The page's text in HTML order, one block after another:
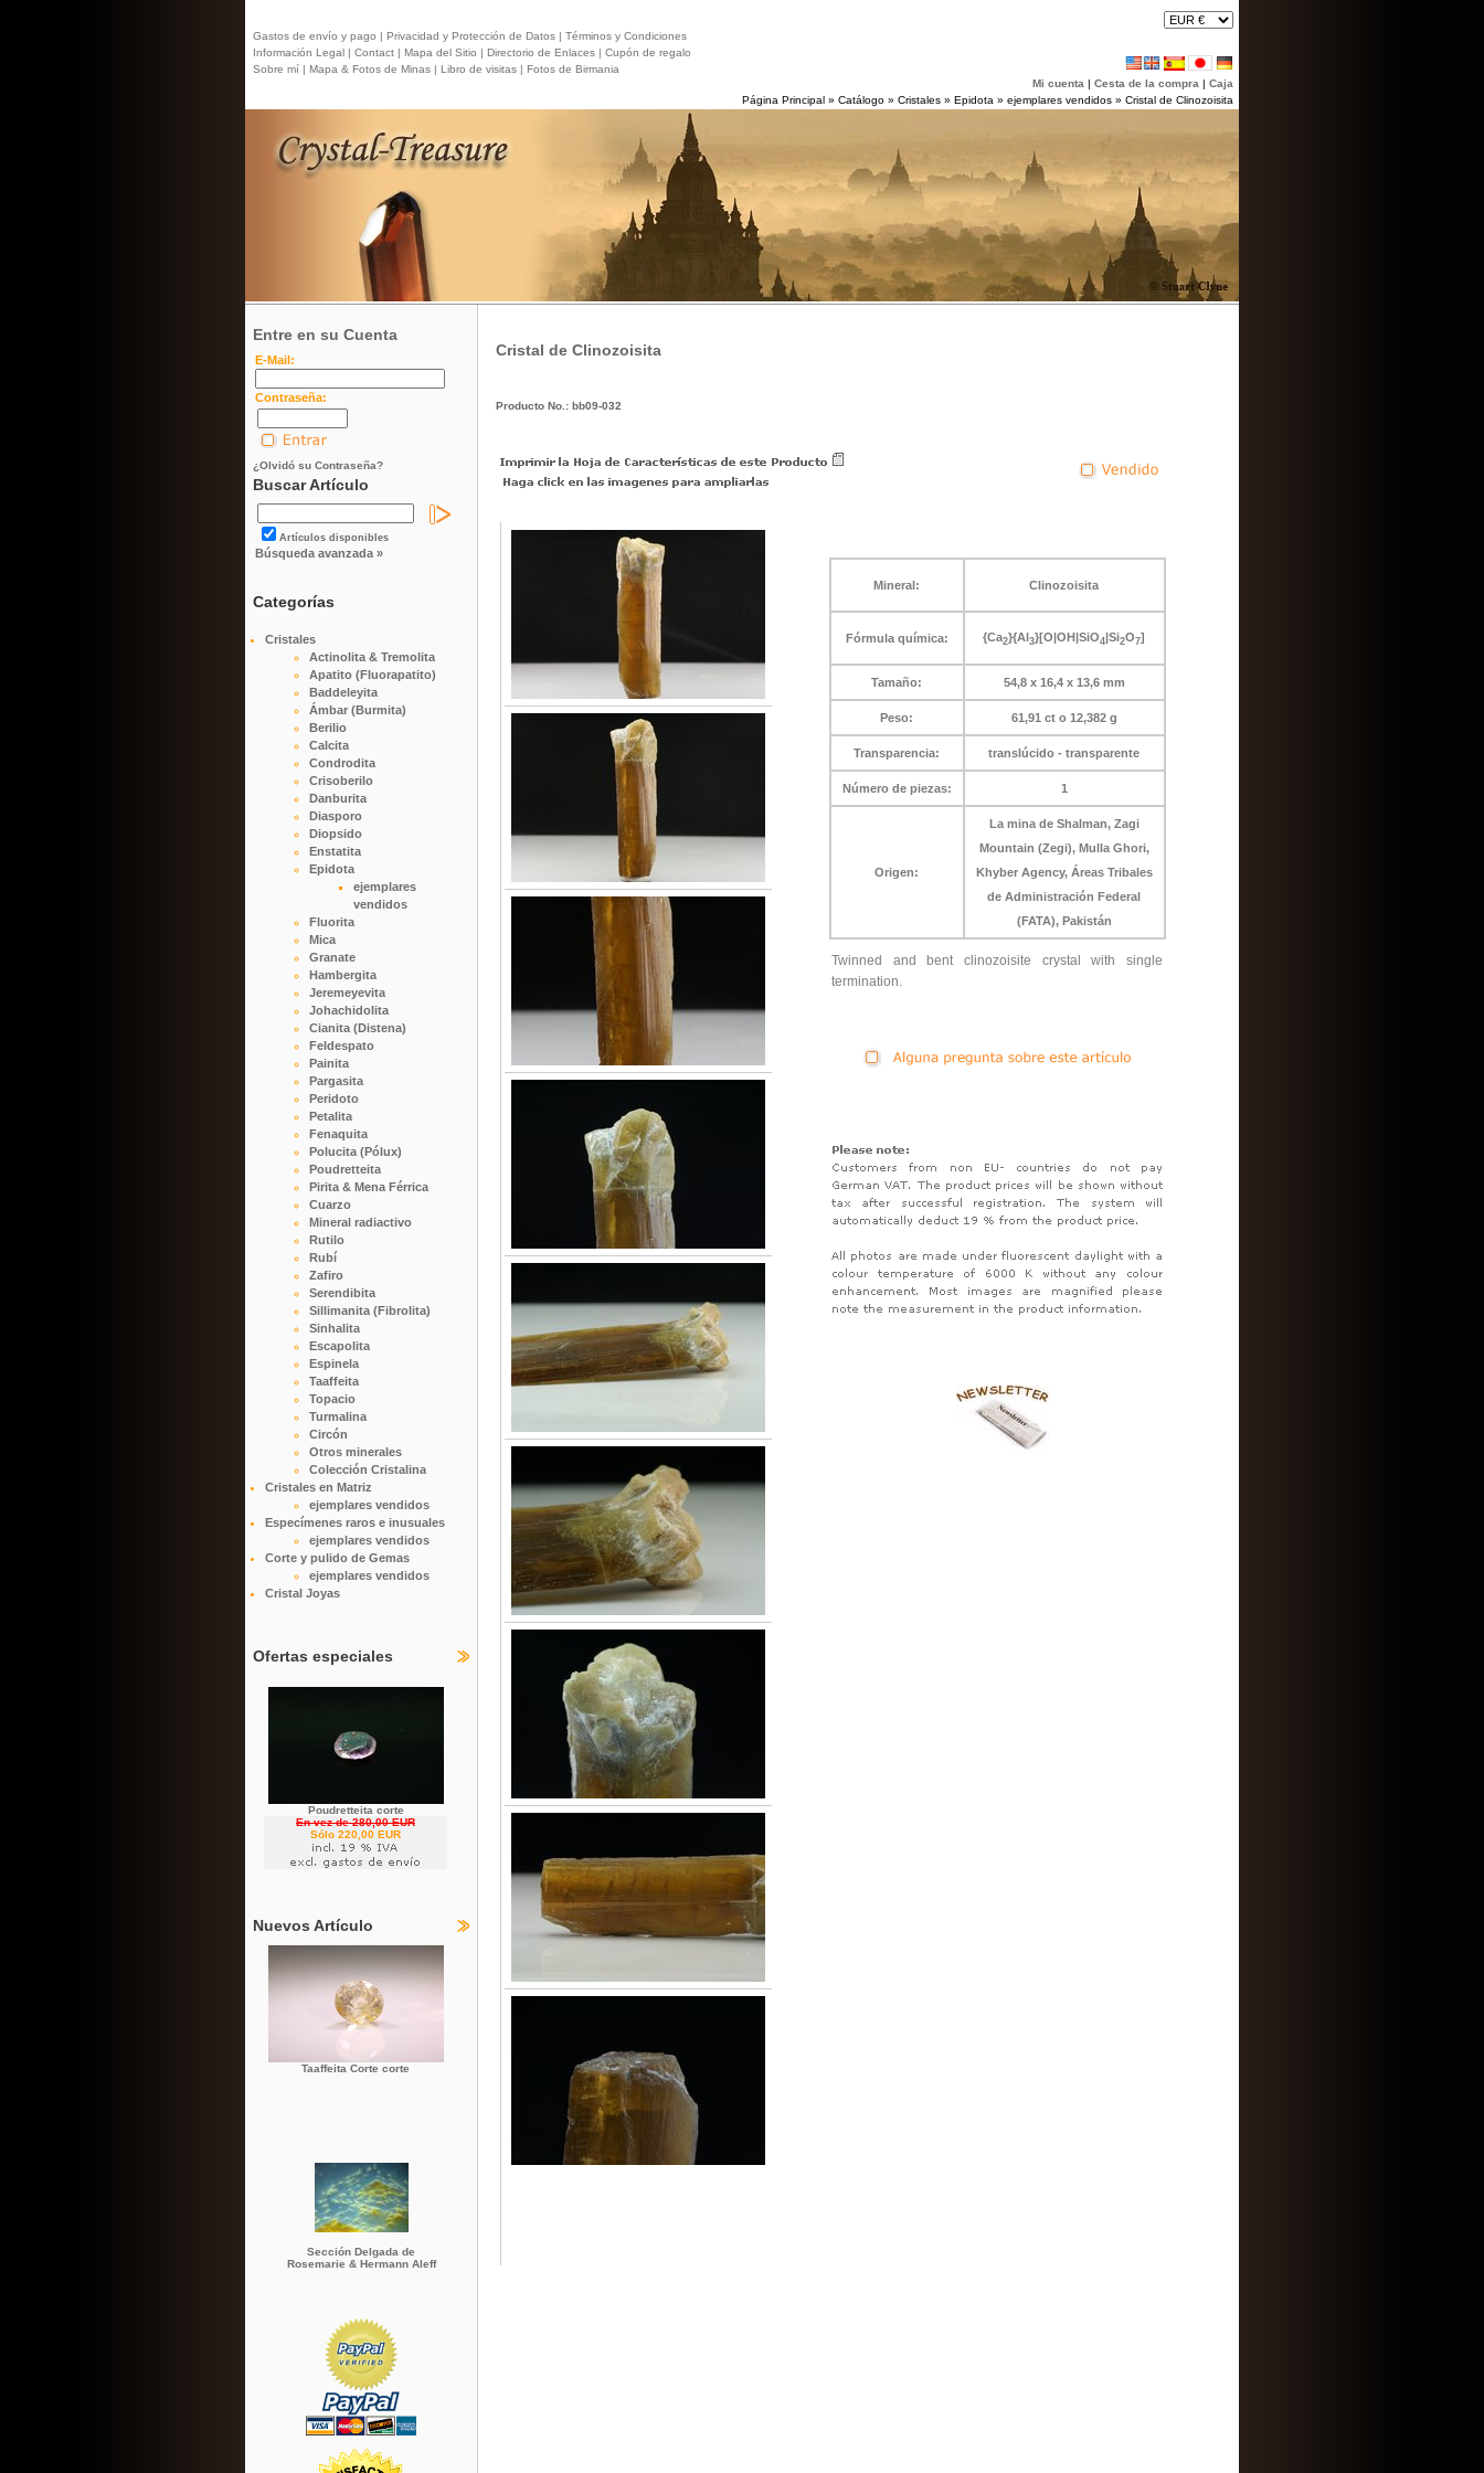
Gastos de envío y pago | Privacidad y Protección de Datos | Términos y Condiciones
Información Legal | Contact | Mapa del Sitio | Directorio de Enlaces | Cupón de regalo
Sobre mí | Mapa & Fotos de Minas | Libro de visitas | Fotos de Birmania
Mi cuenta | Cesta de la compra | Caja
Página Principal » Catálogo » Cristales » Epidota » ejemplares vendidos » Cristal de Clinozoisita
Entre en su Cuenta
E-Mail:
Contraseña:
¿Olvidó su Contraseña?
Buscar Artículo
Artículos disponibles
Búsqueda avanzada »
Categorías
Cristales
Actinolita & Tremolita
Apatito (Fluorapatito)
Baddeleyita
Ámbar (Burmita)
Berilio
Calcita
Condrodita
Crisoberilo
Danburita
Diasporo
Diopsido
Enstatita
Epidota
ejemplares
vendidos
Fluorita
Mica
Granate
Hambergita
Jeremeyevita
Johachidolita
Cianita (Distena)
Feldespato
Painita
Pargasita
Peridoto
Petalita
Fenaquita
Polucita (Pólux)
Poudretteita
Pirita & Mena Férrica
Cuarzo
Mineral radiactivo
Rutilo
Rubí
Zafiro
Serendibita
Sillimanita (Fibrolita)
Sinhalita
Escapolita
Espinela
Taaffeita
Topacio
Turmalina
Circón
Otros minerales
Colección Cristalina
Cristales en Matriz
ejemplares vendidos
Especímenes raros e inusuales
ejemplares vendidos
Corte y pulido de Gemas
ejemplares vendidos
Cristal Joyas
Ofertas especiales
Poudretteita corte
En vez de 280,00 EUR
Sólo 220,00 EUR
Nuevos Artículo
Taaffeita Corte corte
Sección Delgada de
Rosemarie & Hermann Aleff
Cristal de Clinozoisita
Producto No.: bb09-032
Mineral: Clinozoisita
Fórmula química: {Ca2}{Al3}[O|OH|SiO4|Si2O7]
Tamaño: 54,8 x 16,4 x 13,6 mm
Peso: 61,91 ct o 12,382 g
Transparencia: translúcido - transparente
Número de piezas: 1
Origen:
La mina de Shalman, Zagi
Mountain (Zegi), Mulla Ghori,
Khyber Agency, Áreas Tribales
de Administración Federal
(FATA), Pakistán
Twinned and bent clinozoisite crystal with single
termination.